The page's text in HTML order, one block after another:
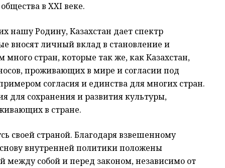
в XXI веке.
нашу Родину, Казахстан дает спектр
вносят личный вклад в становление и
стран, которые так же, как Казахстан,
проживающих в мире и согласии под
согласия и единства для многих стран.
для сохранения и развития культуры,
в стране.
своей страной. Благодаря взвешенному
внутренней политики положены
собой и перед законом, независимо от